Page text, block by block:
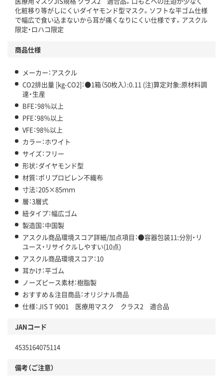
この商品の環境配慮ポイントです。下記商品詳細「
アスクル商品環境スコア詳細／加点項目
」で確認できます。
化粧移り等がしにくいダイヤモンド型マスク。ソフトな平ゴム仕様
で幅広で食い込まないから耳が痛くなりにくい仕様です。アスクル
限定・ロハコ限定
商品仕様
メーカー：アスクル
CO2排出量 [kg-CO2]：●1箱（50枚入）:0.11 (注)算定対象:原材料調
達・生産
BFE：98％以上
PFE：98％以上
VFE：98％以上
カラー：ホワイト
サイズ：フリー
形状：ダイヤモンド型
材質：ポリプロピレン不織布
寸法：205×85ｍｍ
層：3層式
紐タイプ：幅広ゴム
製造国：中国製
アスクル商品環境スコア詳細/加点項目：●容器包装11:分別・リ
ユース・リサイクルしやすい(10点)
アスクル商品環境スコア：10
耳かけ：平ゴム
ノーズピース素材：樹脂製
おすすめ＆注目商品：オリジナル商品
仕様：JIS T 9001 医療用マスク クラス2 適合品
JANコード
4535164075114
備考（ご注意）